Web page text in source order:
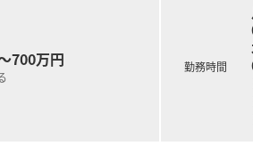
700万円 勤務時間